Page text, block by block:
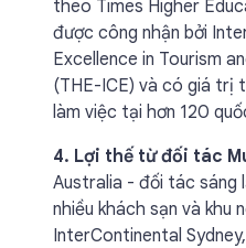
theo Times Higher
được công nhận bởi
Excellence in Tourism
(THE-ICE) và có giá trị
làm việc tại hơn 120
4. Lợi thế từ đối tác
Australia - đối tác sáng
nhiều khách sạn và khu
InterContinental